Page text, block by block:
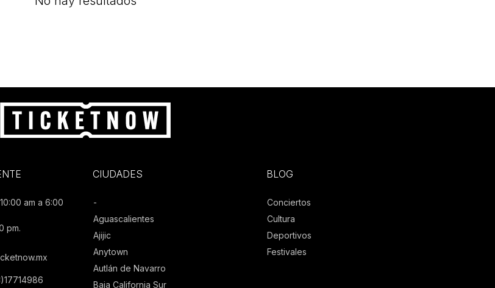
am a 6:00
pm.
CIUDADES
-
Aguascalientes
Ajijic
Anytown
Autlán de Navarro
Baja California Sur
BLOG
Conciertos
Cultura
Deportivos
Festivales